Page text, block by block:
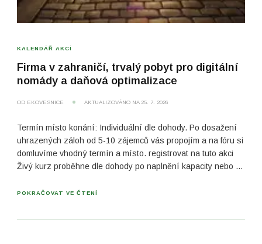
KALENDÁŘ AKCÍ
Firma v zahraničí, trvalý pobyt pro digitální
nomády a daňová optimalizace​
OD EKOVESNICE AKTUALIZOVÁNO NA 25. 7. 2026
Termín místo konání: Individuální dle dohody. Po dosažení
uhrazených záloh od 5-10 zájemců vás propojím a na fóru si
domluvíme vhodný termín a místo. registrovat na tuto akci
Živý kurz proběhne dle dohody po naplnění kapacity nebo …
POKRAČOVAT VE ČTENÍ